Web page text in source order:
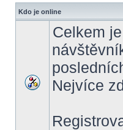
Kdo je online
Celkem
Nejvíce